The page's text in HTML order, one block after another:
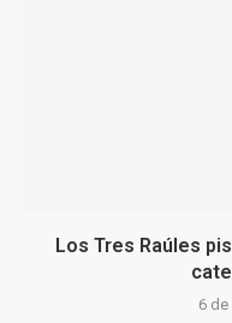
Los Tres Raúles
6